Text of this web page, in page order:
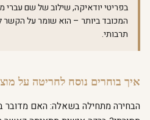
בפריטי יודאיקה, שילוב של שם עברי
המכובד ביותר – הוא שומר על הקשר
תרבותי.
איך בוחרים נוסח לחריטה על
הבחירה מתחילה בשאלה: האם מדובר